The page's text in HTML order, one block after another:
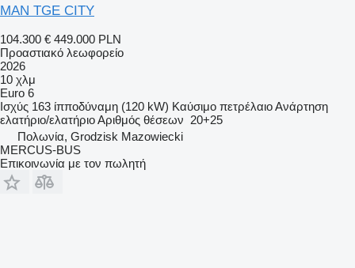
MAN TGE CITY
104.300 € 449.000 PLN
Προαστιακό λεωφορείο
2026
10 χλμ
Euro 6
Ισχύς 163 ίπποδύναμη (120 kW) Καύσιμο πετρέλαιοΑνάρτηση
ελατήριο/ελατήριοΑριθμός θέσεων 20+25
Πολωνία, Grodzisk Mazowiecki
MERCUS-BUS
Επικοινωνία με τον πωλητή